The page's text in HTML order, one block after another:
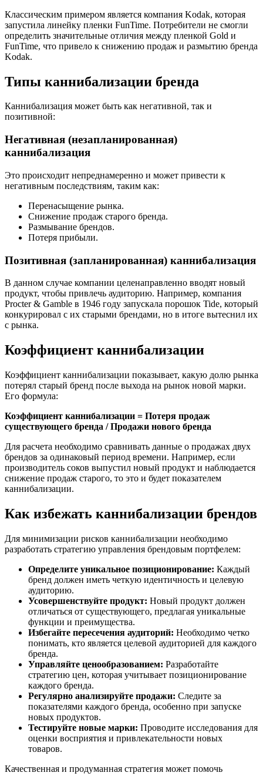
Классическим примером является компания Kodak, которая
запустила линейку пленки FunTime. Потребители не смогли
определить значительные отличия между пленкой Gold и
FunTime, что привело к снижению продаж и размытию бренда
Kodak.
Типы каннибализации бренда
Каннибализация может быть как негативной, так и
позитивной:
Негативная (незапланированная)
каннибализация
Это происходит непреднамеренно и может привести к
негативным последствиям, таким как:
Перенасыщение рынка.
Снижение продаж старого бренда.
Размывание брендов.
Потеря прибыли.
Позитивная (запланированная) каннибализация
В данном случае компании целенаправленно вводят новый
продукт, чтобы привлечь аудиторию. Например, компания
Procter & Gamble в 1946 году запускала порошок Tide, который
конкурировал с их старыми брендами, но в итоге вытеснил их
с рынка.
Коэффициент каннибализации
Коэффициент каннибализации показывает, какую долю рынка
потерял старый бренд после выхода на рынок новой марки.
Его формула:
Коэффициент каннибализации = Потеря продаж
существующего бренда / Продажи нового бренда
Для расчета необходимо сравнивать данные о продажах двух
брендов за одинаковый период времени. Например, если
производитель соков выпустил новый продукт и наблюдается
снижение продаж старого, то это и будет показателем
каннибализации.
Как избежать каннибализации брендов
Для минимизации рисков каннибализации необходимо
разработать стратегию управления брендовым портфелем:
Определите уникальное позиционирование: Каждый
бренд должен иметь четкую идентичность и целевую
аудиторию.
Усовершенствуйте продукт: Новый продукт должен
отличаться от существующего, предлагая уникальные
функции и преимущества.
Избегайте пересечения аудиторий: Необходимо четко
понимать, кто является целевой аудиторией для каждого
бренда.
Управляйте ценообразованием: Разработайте
стратегию цен, которая учитывает позиционирование
каждого бренда.
Регулярно анализируйте продажи: Следите за
показателями каждого бренда, особенно при запуске
новых продуктов.
Тестируйте новые марки: Проводите исследования для
оценки восприятия и привлекательности новых
товаров.
Качественная и продуманная стратегия может помочь